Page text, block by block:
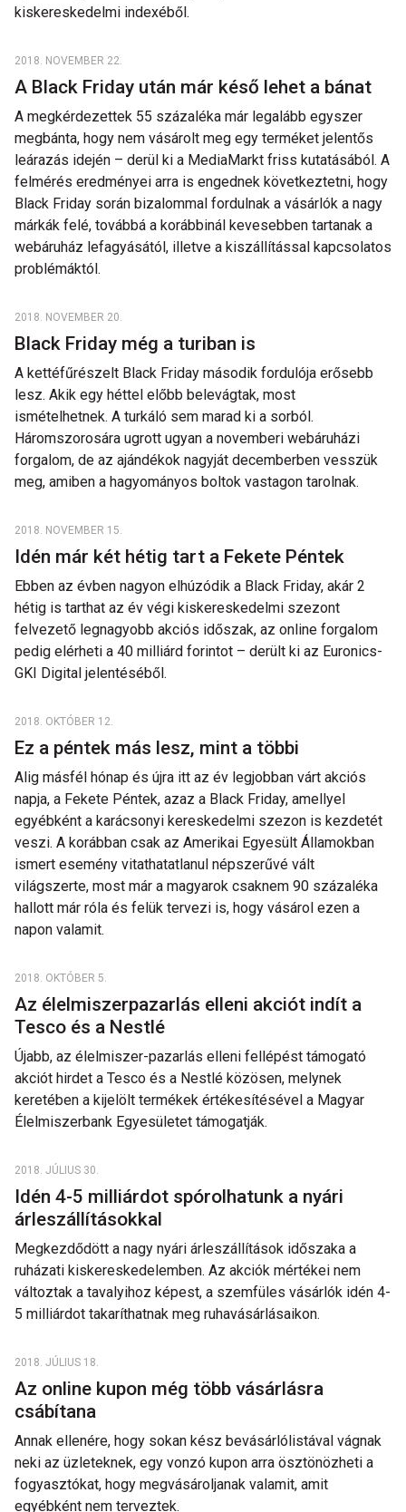
kiskereskedelmi indexéből.
2018. NOVEMBER 22.
A Black Friday után már késő lehet a bánat
A megkérdezettek 55 százaléka már legalább egyszer
megbánta, hogy nem vásárolt meg egy terméket jelentős
leárazás idején – derül ki a MediaMarkt friss kutatásából. A
felmérés eredményei arra is engednek következtetni, hogy
Black Friday során bizalommal fordulnak a vásárlók a nagy
márkák felé, továbbá a korábbinál kevesebben tartanak a
webáruház lefagyásától, illetve a kiszállítással kapcsolatos
problémáktól.
2018. NOVEMBER 20.
Black Friday még a turiban is
A kettéfűrészelt Black Friday második fordulója erősebb
lesz. Akik egy héttel előbb belevágtak, most
ismételhetnek. A turkáló sem marad ki a sorból.
Háromszorosára ugrott ugyan a novemberi webáruházi
forgalom, de az ajándékok nagyját decemberben vesszük
meg, amiben a hagyományos boltok vastagon tarolnak.
2018. NOVEMBER 15.
Idén már két hétig tart a Fekete Péntek
Ebben az évben nagyon elhúzódik a Black Friday, akár 2
hétig is tarthat az év végi kiskereskedelmi szezont
felvezető legnagyobb akciós időszak, az online forgalom
pedig elérheti a 40 milliárd forintot – derült ki az Euronics-
GKI Digital jelentéséből.
2018. OKTÓBER 12.
Ez a péntek más lesz, mint a többi
Alig másfél hónap és újra itt az év legjobban várt akciós
napja, a Fekete Péntek, azaz a Black Friday, amellyel
egyébként a karácsonyi kereskedelmi szezon is kezdetét
veszi. A korábban csak az Amerikai Egyesült Államokban
ismert esemény vitathatatlanul népszerűvé vált
világszerte, most már a magyarok csaknem 90 százaléka
hallott már róla és felük tervezi is, hogy vásárol ezen a
napon valamit.
2018. OKTÓBER 5.
Az élelmiszerpazarlás elleni akciót indít a
Tesco és a Nestlé
Újabb, az élelmiszer-pazarlás elleni fellépést támogató
akciót hirdet a Tesco és a Nestlé közösen, melynek
keretében a kijelölt termékek értékesítésével a Magyar
Élelmiszerbank Egyesületet támogatják.
2018. JÚLIUS 30.
Idén 4-5 milliárdot spórolhatunk a nyári
árleszállításokkal
Megkezdődött a nagy nyári árleszállítások időszaka a
ruházati kiskereskedelemben. Az akciók mértékei nem
változtak a tavalyihoz képest, a szemfüles vásárlók idén 4-
5 milliárdot takaríthatnak meg ruhavásárlásaikon.
2018. JÚLIUS 18.
Az online kupon még több vásárlásra
csábítana
Annak ellenére, hogy sokan kész bevásárlólistával vágnak
neki az üzleteknek, egy vonzó kupon arra ösztönözheti a
fogyasztókat, hogy megvásároljanak valamit, amit
egyébként nem terveztek.